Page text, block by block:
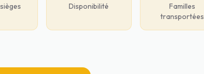
Disponibilité
Familles
transportées